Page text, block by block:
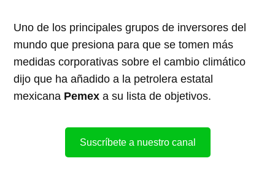
Uno de los principales grupos de inversores del
mundo que presiona para que se tomen más
medidas corporativas sobre el cambio climático
dijo que ha añadido a la petrolera estatal
mexicana Pemex a su lista de objetivos.
Suscríbete a nuestro canal